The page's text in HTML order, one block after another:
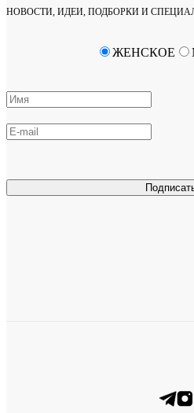
НОВОСТИ, ИДЕИ, ПОДБОРКИ И
ЖЕНСКОЕ